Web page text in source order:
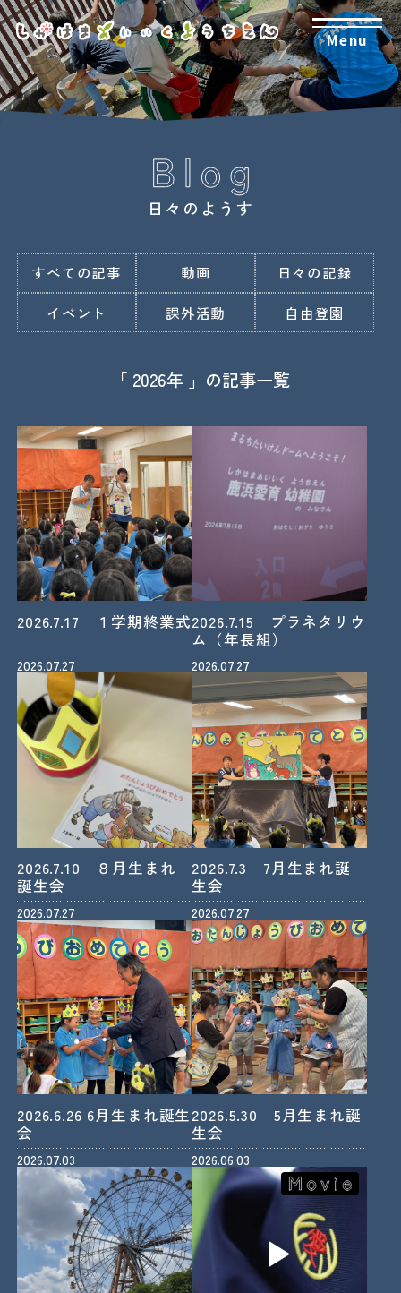
Menu
日々のようす
すべての記事 動画 日々の記録
イベント 課外活動 自由登園
「 2026年 」の記事一覧
2026.7.17 １学期終業式
2026.07.27
2026.7.15 プラネタリウ
ム（年長組）
2026.07.27
2026.7.10 ８月生まれ
誕生会
2026.07.27
2026.7.3 7月生まれ誕
生会
2026.07.27
2026.6.26 6月生まれ誕生
会
2026.07.03
2026.5.30 5月生まれ誕
生会
2026.06.03